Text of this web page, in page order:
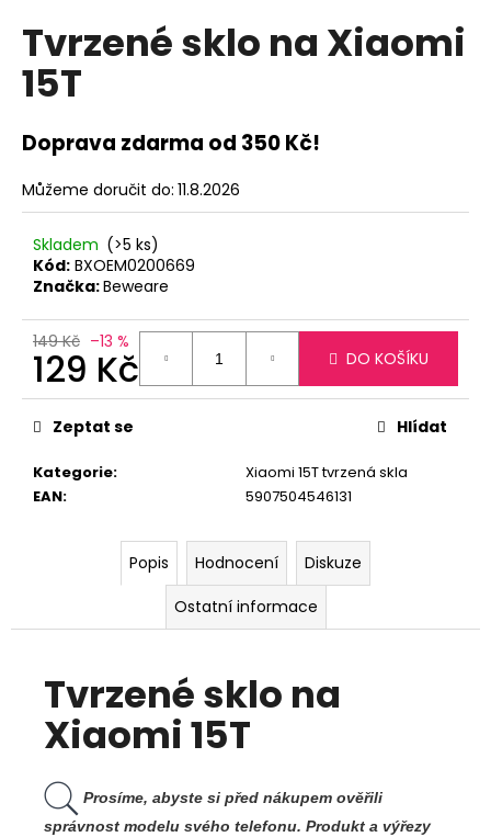
produktu
0,0
hvězdiček.
Tvrzené sklo na Xiaomi
15T
Doprava zdarma od 350 Kč!
Můžeme doručit do: 11.8.2026
Skladem (>5 ks)
Kód: BXOEM0200669
Značka:Beweare
149 Kč –13 %
129 Kč
Měrná
cena:
DO KOŠÍKU
Kategorie:
Xiaomi 15T tvrzená skla
EAN: 5907504546131
Zeptat se Hlídat
Popis Hodnocení
Diskuze
Ostatní informace
Tvrzené sklo na
Xiaomi 15T
Prosíme, abyste si před nákupem ověřili
správnost modelu svého telefonu. Produkt a výřezy
a
í
?
D
p
o
u
č